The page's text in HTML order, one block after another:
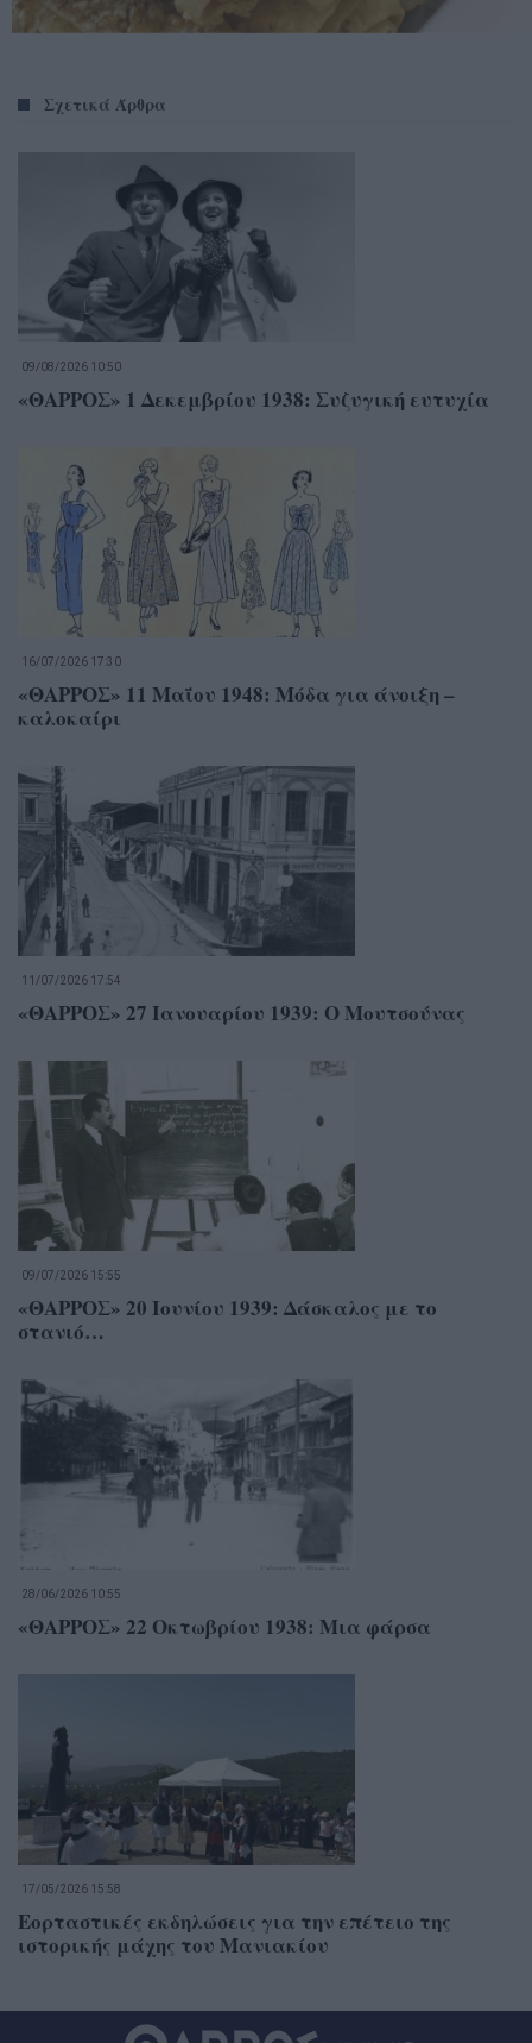
Σχετικά Άρθρα
09/08/2026 10:50
«ΘΑΡΡΟΣ» 1 Δεκεμβρίου 1938: Συζυγική ευτυχία
16/07/2026 17:30
«ΘΑΡΡΟΣ» 11 Μαΐου 1948: Μόδα για άνοιξη –
καλοκαίρι
11/07/2026 17:54
«ΘΑΡΡΟΣ» 27 Ιανουαρίου 1939: Ο Μουτσούνας
09/07/2026 15:55
«ΘΑΡΡΟΣ» 20 Ιουνίου 1939: Δάσκαλος με το
στανιό…
28/06/2026 10:55
«ΘΑΡΡΟΣ» 22 Οκτωβρίου 1938: Μια φάρσα
17/05/2026 15:58
Εορταστικές εκδηλώσεις για την επέτειο της
ιστορικής μάχης του Μανιακίου